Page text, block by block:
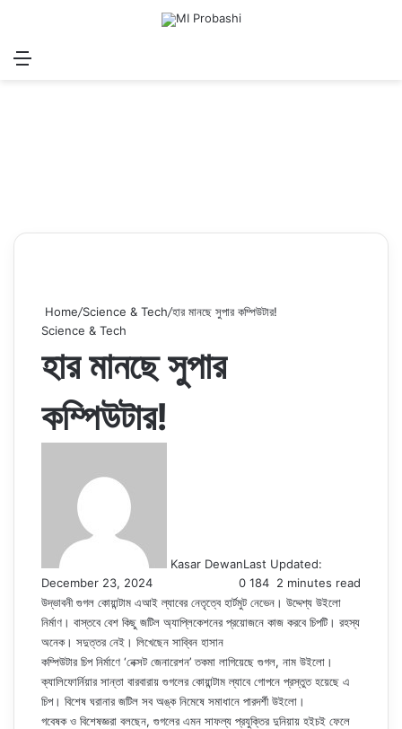
Menu
Home/Science & Tech/হার মানছে সুপার কম্পিউটার!
Science & Tech
হার মানছে সুপার
কম্পিউটার!
Kasar DewanLast Updated:
December 23, 2024
0 184 2 minutes read
উদ্ভাবনী গুগল কোয়ান্টাম এআই ল্যাবের নেতৃত্বে হার্টমুট নেভেন। উদ্দেশ্য উইলো
নির্মাণ। বাস্তবে বেশ কিছু জটিল অ্যাপ্লিকেশনের প্রয়োজনে কাজ করবে চিপটি। রহস্য
অনেক। সদুত্তর নেই। লিখেছেন সাব্বিন হাসান
কম্পিউটার চিপ নির্মাণে ‘নেক্সট জেনারেশন’ তকমা লাগিয়েছে গুগল, নাম উইলো।
ক্যালিফোর্নিয়ার সান্তা বারবারায় গুগলের কোয়ান্টাম ল্যাবে গোপনে প্রস্তুত হয়েছে এ
চিপ। বিশেষ ঘরানার জটিল সব অঙ্ক নিমেষে সমাধানে পারদর্শী উইলো।
গবেষক ও বিশেষজ্ঞরা বলছেন, গুগলের এমন সাফল্য প্রযুক্তির দুনিয়ায় হইচই ফেলে